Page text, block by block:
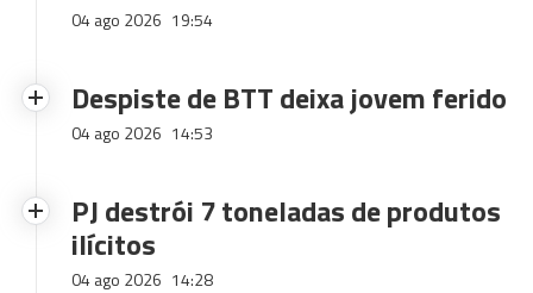
04 ago 2026 19:54
Despiste de BTT deixa jovem ferido
04 ago 2026 14:53
PJ destrói 7 toneladas de produtos
ilícitos
04 ago 2026 14:28